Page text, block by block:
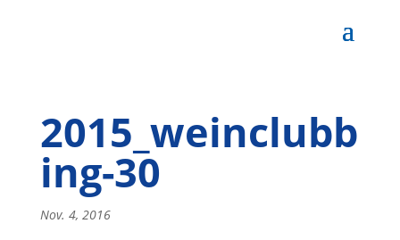
2015_weinclubb
ing-30
Nov. 4, 2016